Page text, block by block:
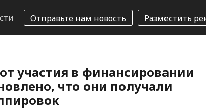
Отправьте нам новость Разместить
участия в финансировании
что они получали